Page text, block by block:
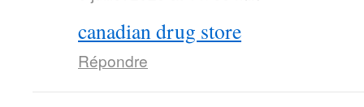
canadian drug store
Répondre